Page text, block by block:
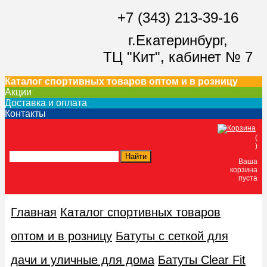
+7 (343) 213-39-16
г.Екатеринбург,
ТЦ "Кит", кабинет № 7
Каталог спортивных товаров оптом и в розницу
Акции
Доставка и оплата
Контакты
(
)
Ваша
корзина
пуста
Главная Каталог спортивных товаров
оптом и в розницу Батуты с сеткой для
дачи и уличные для дома Батуты Clear Fit